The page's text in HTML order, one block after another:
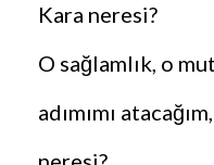
Kara neresi?
O sağlamlık, o
adımımı